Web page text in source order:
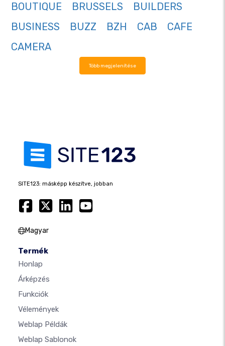
BOUTIQUE
BRUSSELS
BUILDERS
BUSINESS
BUZZ BZH CAB
CAFE
CAMERA
Több megjelenítése
SITE123: másképp készítve, jobban
Magyar
Termék
Honlap
Árképzés
Funkciók
Vélemények
Weblap Példák
Weblap Sablonok